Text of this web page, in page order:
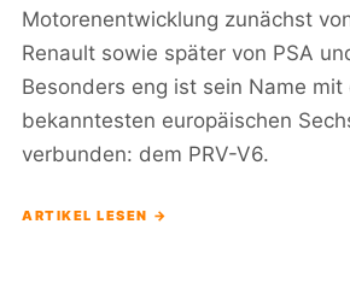
Motorenentwicklung zunächst
Renault sowie später von PSA
Besonders eng ist sein Name mit
bekanntesten europäischen
verbunden: dem PRV-V6.
ARTIKEL LESEN →